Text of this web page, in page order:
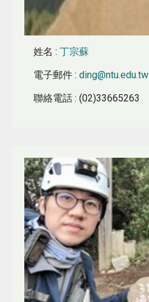
姓名 :丁宗蘇
電子郵件 :ding@ntu.edu.tw
聯絡電話 : (02)33665263